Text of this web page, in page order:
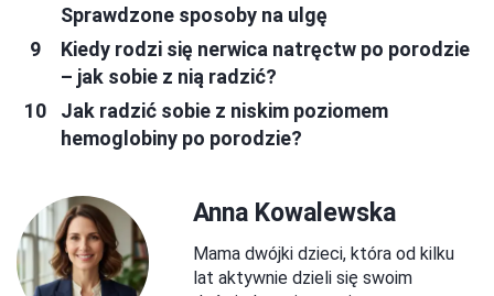
Sprawdzone sposoby na ulgę
Kiedy rodzi się nerwica natręctw po porodzie
– jak sobie z nią radzić?
Jak radzić sobie z niskim poziomem
hemoglobiny po porodzie?
Anna Kowalewska
Mama dwójki dzieci, która od kilku
lat aktywnie dzieli się swoim